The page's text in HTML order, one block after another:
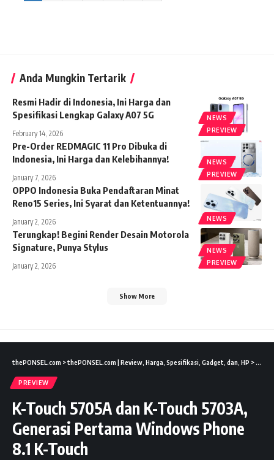
Anda Mungkin Tertarik
NEWS
PREVIEW
Resmi Hadir di Indonesia, Ini Harga dan
Spesifikasi Lengkap Galaxy A07 5G
February 14, 2026
NEWS
PREVIEW
Pre-Order REDMAGIC 11 Pro Dibuka di
Indonesia, Ini Harga dan Kelebihannya!
January 7, 2026
NEWS
OPPO Indonesia Buka Pendaftaran Minat
Reno15 Series, Ini Syarat dan Ketentuannya!
January 2, 2026
NEWS
PREVIEW
Terungkap! Begini Render Desain Motorola
Signature, Punya Stylus
January 2, 2026
Show More
thePONSEL.com >thePONSEL.com | Review, Harga, Spesifikasi, Gadget, dan, HP >
PREVIEW
K-Touch 5705A dan K-Touch 5703A,
Generasi Pertama Windows Phone
8.1 K-Touch